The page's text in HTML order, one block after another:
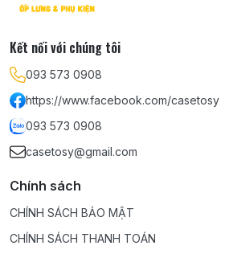
Kết nối với chúng tôi
093 573 0908
https://www.facebook.com/casetosy
093 573 0908
casetosy@gmail.com
Chính sách
CHÍNH SÁCH BẢO MẬT
CHÍNH SÁCH THANH TOÁN